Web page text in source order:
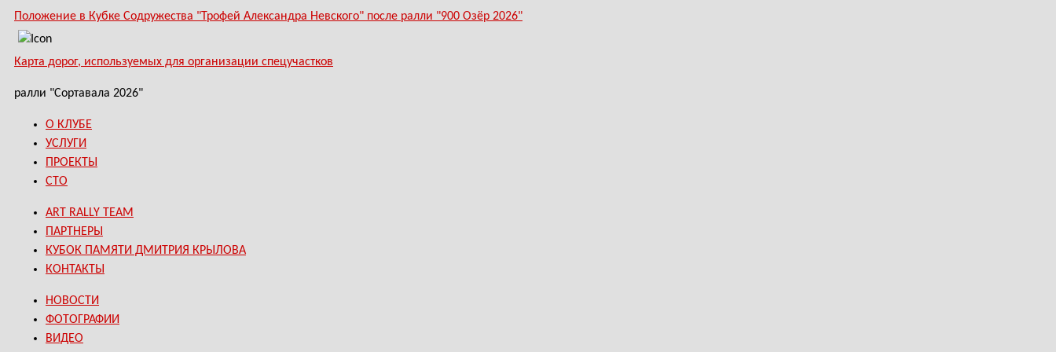
Положение в Кубке Содружества "Трофей Александра Невского" после ралли "900 Озёр 2026"
Карта дорог, используемых для организации спецучастков
ралли "Сортавала 2026"
О КЛУБЕ
УСЛУГИ
ПРОЕКТЫ
СТО
ART RALLY TEAM
ПАРТНЕРЫ
КУБОК ПАМЯТИ ДМИТРИЯ КРЫЛОВА
КОНТАКТЫ
НОВОСТИ
ФОТОГРАФИИ
ВИДЕО